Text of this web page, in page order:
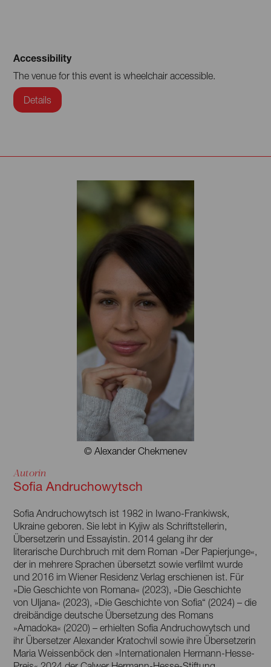
Accessibility
The venue for this event is wheelchair accessible.
Details
© Alexander Chekmenev
Autorin
Sofia Andruchowytsch
Sofia Andruchowytsch ist 1982 in Iwano-Frankiwsk,
Ukraine geboren. Sie lebt in Kyjiw als Schriftstellerin,
Übersetzerin und Essayistin. 2014 gelang ihr der
literarische Durchbruch mit dem Roman »Der Papierjunge«,
der in mehrere Sprachen übersetzt sowie verfilmt wurde
und 2016 im Wiener Residenz Verlag erschienen ist. Für
»Die Geschichte von Romana« (2023), »Die Geschichte
von Uljana« (2023), »Die Geschichte von Sofia“ (2024) – die
dreibändige deutsche Übersetzung des Romans
»Amadoka« (2020) – erhielten Sofia Andruchowytsch und
ihr Übersetzer Alexander Kratochvil sowie ihre Übersetzerin
Maria Weissenböck den »Internationalen Hermann-Hesse-